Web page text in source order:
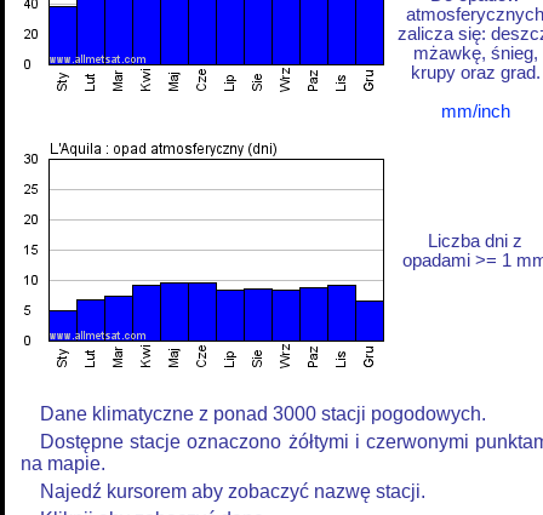
atmosferycznych
zalicza się:
mżawkę, śnieg,
krupy oraz grad.
mm/inch
Liczba dni z
opadami >= 1
Dane klimatyczne z ponad 3000 stacji pogodowych.
Dostępne stacje oznaczono żółtymi i czerwonymi
na mapie.
Najedź kursorem aby zobaczyć nazwę stacji.